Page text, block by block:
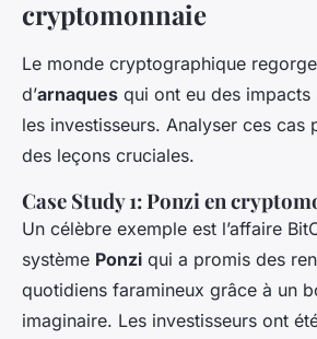
cryptomonnaie
Le monde cryptographique regorge
d’arnaques qui ont eu des
les investisseurs. Analyser ces cas
des leçons cruciales.
Case Study 1: Ponzi en
Un célèbre exemple est l’affaire
système Ponzi qui a promis des
quotidiens faramineux grâce à un
imaginaire. Les investisseurs ont